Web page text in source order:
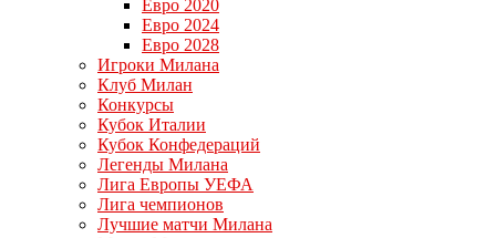
Евро 2020
Евро 2024
Евро 2028
Игроки Милана
Клуб Милан
Конкурсы
Кубок Италии
Кубок Конфедераций
Легенды Милана
Лига Европы УЕФА
Лига чемпионов
Лучшие матчи Милана